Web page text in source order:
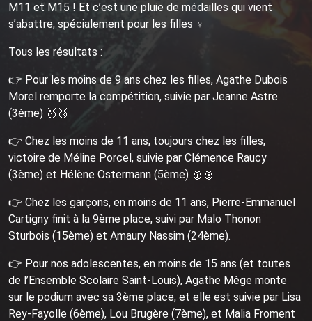
M11 et M15 ! Et c’est une pluie de médailles qui vient
s’abattre, spécialement pour les filles ♀
Tous les résultats :
👉 Pour les moins de 9 ans chez les filles, Agathe Dubois
Morel remporte la compétition, suivie par Jeanne Astre
(3ème) 🥇🥉
👉 Chez les moins de 11 ans, toujours chez les filles,
victoire de Méline Porcel, suivie par Clémence Raucy
(3ème) et Hélène Ostermann (5ème) 🥇🥉
👉 Chez les garçons, en moins de 11 ans, Pierre-Emmanuel
Cartigny finit à la 9ème place, suivi par Malo Thonon
Sturbois (15ème) et Amaury Nassim (24ème).
👉 Pour nos adolescentes, en moins de 15 ans (et toutes
de l’Ensemble Scolaire Saint-Louis), Agathe Mège monte
sur le podium avec sa 3ème place, et elle est suivie par Lisa
Rey-Fayolle (6ème), Lou Brugère (7ème), et Malia Froment